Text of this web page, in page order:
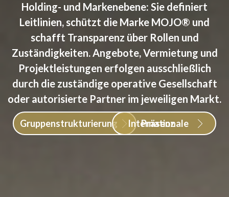
Holding- und Markenebene: Sie definiert
Leitlinien, schützt die Marke MOJO® und
schafft Transparenz über Rollen und
Zuständigkeiten. Angebote, Vermietung und
Projektleistungen erfolgen ausschließlich
durch die zuständige operative Gesellschaft
oder autorisierte Partner im jeweiligen Markt.
Gruppenstrukturierung Internationale Präsenz